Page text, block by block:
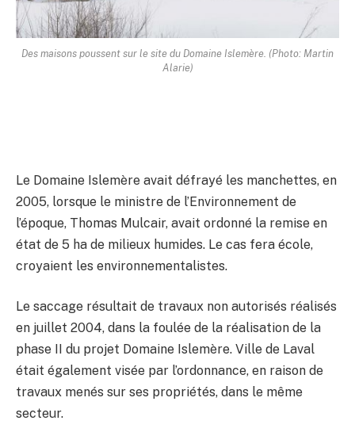
Des maisons poussent sur le site du Domaine Islemère. (Photo: Martin
Alarie)
Le Domaine Islemère avait défrayé les manchettes, en
2005, lorsque le ministre de l’Environnement de
l’époque, Thomas Mulcair, avait ordonné la remise en
état de 5 ha de milieux humides. Le cas fera école,
croyaient les environnementalistes.
Le saccage résultait de travaux non autorisés réalisés
en juillet 2004, dans la foulée de la réalisation de la
phase II du projet Domaine Islemère. Ville de Laval
était également visée par l’ordonnance, en raison de
travaux menés sur ses propriétés, dans le même
secteur.